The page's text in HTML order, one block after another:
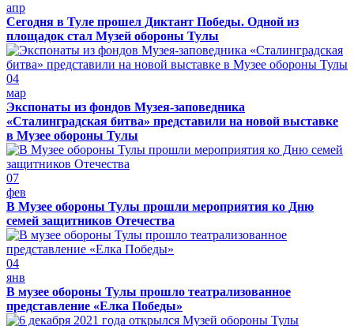
апр
Сегодня в Туле прошел Диктант Победы. Одной из
площадок стал Музей обороны Тулы
04
мар
Экспонаты из фондов Музея-заповедника
«Сталинградская битва» представили на новой выставке
в Музее обороны Тулы
07
фев
В Музее обороны Тулы прошли мероприятия ко Дню
семей защитников Отечества
04
янв
В музее обороны Тулы прошло театрализованное
представление «Елка Победы»